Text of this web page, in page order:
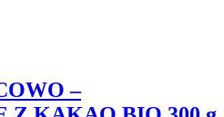
–